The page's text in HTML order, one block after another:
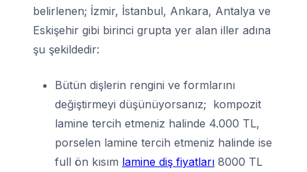
belirlenen; İzmir, İstanbul, Ankara, Antalya ve
Eskişehir gibi birinci grupta yer alan iller adına
şu şekildedir:
Bütün dişlerin rengini ve formlarını
değiştirmeyi düşünüyorsanız; kompozit
lamine tercih etmeniz halinde 4.000 TL,
porselen lamine tercih etmeniz halinde ise
full ön kısım lamine diş fiyatları 8000 TL